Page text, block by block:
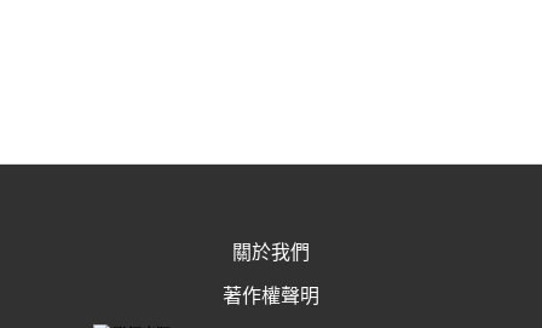
關於我們
著作權聲明